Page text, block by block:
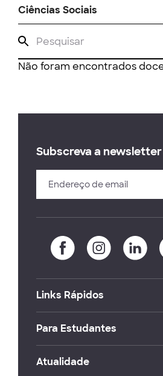
Ciências Sociais
Não foram encontrados
Subscreva a newsletter
Links Rápidos
Para Estudantes
Atualidade